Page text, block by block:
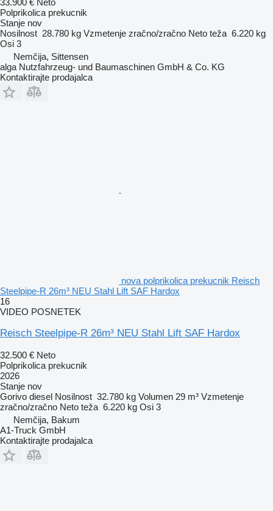
33.900 € Neto
Polprikolica prekucnik
Stanje nov
Nosilnost 28.780 kg Vzmetenje zračno/zračno Neto teža 6.220 kg
Osi 3
Nemčija, Sittensen
alga Nutzfahrzeug- und Baumaschinen GmbH & Co. KG
Kontaktirajte prodajalca
nova polprikolica prekucnik Reisch
Steelpipe-R 26m³ NEU Stahl Lift SAF Hardox
16
VIDEO POSNETEK
Reisch Steelpipe-R 26m³ NEU Stahl Lift SAF Hardox
32.500 € Neto
Polprikolica prekucnik
2026
Stanje nov
Gorivo diesel Nosilnost 32.780 kg Volumen 29 m³ Vzmetenje
zračno/zračno Neto teža 6.220 kg Osi 3
Nemčija, Bakum
A1-Truck GmbH
Kontaktirajte prodajalca